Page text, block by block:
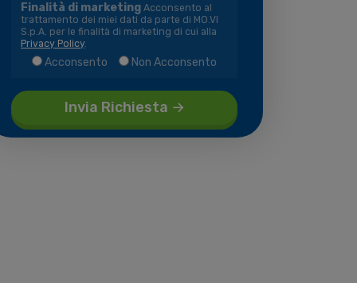
Finalità di marketing Acconsento al
trattamento dei miei dati da parte di MO.VI
S.p.A. per le finalità di marketing di cui alla
Privacy Policy.
Acconsento Non Acconsento